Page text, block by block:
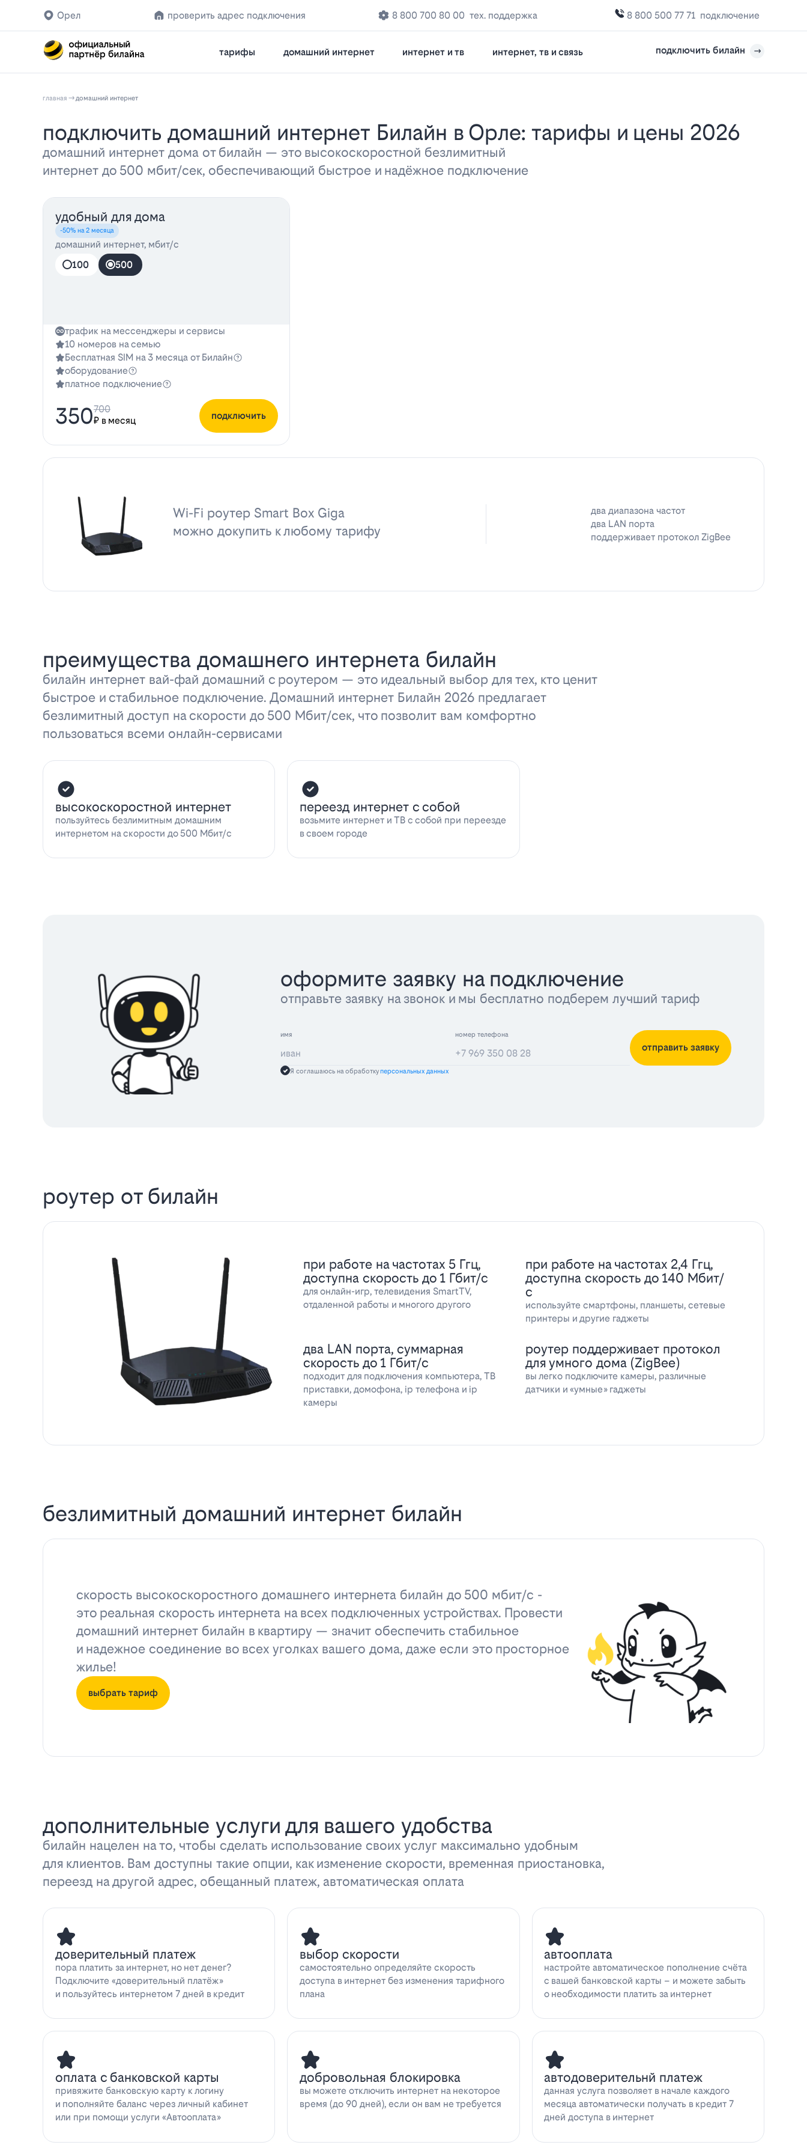
Орел проверить адрес подключения 8 800 700 80 00 тех. поддержка 8 800 500 77 71 подключение
тарифы домашний интернет интернет и тв интернет, тв и связь подключить билайн
главная домашний интернет
Подключить домашний интернет Билайн в Орле: тарифы и цены 2026
домашний интернет дома от билайн — это высокоскоростной безлимитный
интернет до 500 мбит/сек, обеспечивающий быстрое и надёжное подключение
удобный для дома
-50% на 2 месяца
домашний интернет, мбит/с
100
500
трафик на мессенджеры и сервисы
10 номеров на семью
Бесплатная SIM на 3 месяца от Билайн
оборудование
платное подключение
350₽ в месяц
700
подключить
Wi-Fi роутер Smart Box Giga
можно докупить к любому тарифу
два диапазона частот
два LAN порта
поддерживает протокол ZigBee
преимущества домашнего интернета билайн
билайн интернет вай-фай домашний с роутером — это идеальный выбор для тех, кто ценит
быстрое и стабильное подключение. Домашний интернет Билайн 2026 предлагает
безлимитный доступ на скорости до 500 Мбит/сек, что позволит вам комфортно
пользоваться всеми онлайн-сервисами
высокоскоростной интернет
пользуйтесь безлимитным домашним
интернетом на скорости до 500 Мбит/с
переезд интернет с собой
возьмите интернет и ТВ с собой при переезде
в своем городе
оформите заявку на подключение
отправьте заявку на звонок и мы бесплатно подберем лучший тариф
имя номер телефона
отправить заявку
Я соглашаюсь на обработкуперсональных данных
роутер от билайн
при работе на частотах 5 Ггц,
доступна скорость до 1 Гбит/с
для онлайн-игр, телевидения SmartTV,
отдаленной работы и многого другого
при работе на частотах 2,4 Ггц,
доступна скорость до 140 Мбит/
с
используйте смартфоны, планшеты, сетевые
принтеры и другие гаджеты
два LAN порта, суммарная
скорость до 1 Гбит/с
подходит для подключения компьютера, ТВ
приставки, домофона, ip телефона и ip
камеры
роутер поддерживает протокол
для умного дома (ZigBee)
вы легко подключите камеры, различные
датчики и «умные» гаджеты
безлимитный домашний интернет билайн
скорость высокоскоростного домашнего интернета билайн до 500 мбит/с -
это реальная скорость интернета на всех подключенных устройствах. Провести
домашний интернет билайн в квартиру — значит обеспечить стабильное
и надежное соединение во всех уголках вашего дома, даже если это просторное
жилье!
выбрать тариф
дополнительные услуги для вашего удобства
билайн нацелен на то, чтобы сделать использование своих услуг максимально удобным
для клиентов. Вам доступны такие опции, как изменение скорости, временная приостановка,
переезд на другой адрес, обещанный платеж, автоматическая оплата
доверительный платеж
пора платить за интернет, но нет денег?
Подключите «доверительный платёж»
и пользуйтесь интернетом 7 дней в кредит
выбор скорости
самостоятельно определяйте скорость
доступа в интернет без изменения тарифного
плана
автооплата
настройте автоматическое пополнение счёта
с вашей банковской карты – и можете забыть
о необходимости платить за интернет
оплата с банковской карты
привяжите банковскую карту к логину
и пополняйте баланс через личный кабинет
или при помощи услуги «Автооплата»
добровольная блокировка
вы можете отключить интернет на некоторое
время (до 90 дней), если он вам не требуется
автодоверительнй платеж
данная услуга позволяет в начале каждого
месяца автоматически получать в кредит 7
дней доступа в интернет